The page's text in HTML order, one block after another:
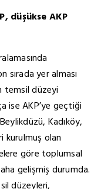
düşükse AKP
sırada yer alması
temsil düzeyi
ise AKP’ye geçtiği
Kadıköy,
kurulmuş olan
göre toplumsal
gelişmiş durumda.
düzeyleri,